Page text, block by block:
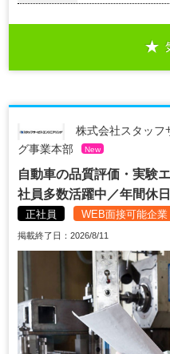
株式会社スタッ
グ事業本部
New
自動車の品質評価・実験
社員多数活躍中／年間休
正社員 WEB面接可能企業
掲載終了日：2026/8/11